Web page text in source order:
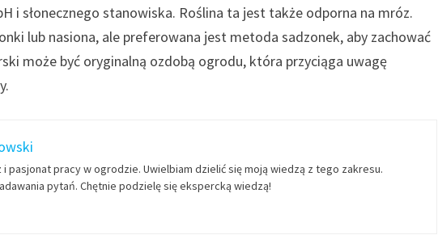
i słonecznego stanowiska. Roślina ta jest także odporna na mróz.
lub nasiona, ale preferowana jest metoda sadzonek, aby zachować
może być oryginalną ozdobą ogrodu, która przyciąga uwagę
pasjonat pracy w ogrodzie. Uwielbiam dzielić się moją wiedzą z tego zakresu.
pytań. Chętnie podzielę się ekspercką wiedzą!